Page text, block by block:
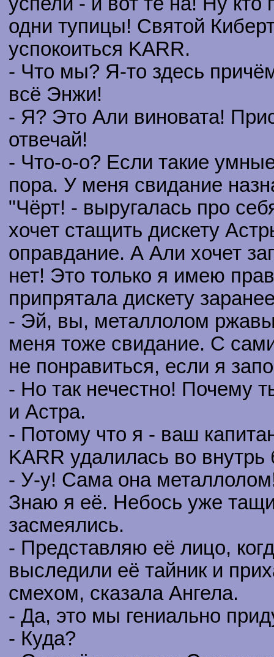
одни тупицы! Святой
успокоиться KARR.
- Что мы? Я-то здесь
всё Энжи!
- Я? Это Али виновата!
отвечай!
- Что-о-о? Если такие
пора. У меня свидание
"Чёрт! - выругалась про
хочет стащить дискету
оправдание. А Али хочет
нет! Это только я имею
припрятала дискету
- Эй, вы, металлолом
меня тоже свидание. С
не понравиться, если я
- Но так нечестно! Почему
и Астра.
- Потому что я - ваш
KARR удалилась во внутрь
- У-у! Сама она
Знаю я её. Небось уже
засмеялись.
- Представляю её лицо,
выследили её тайник и
смехом, сказала Ангела.
- Да, это мы гениально
- Куда?